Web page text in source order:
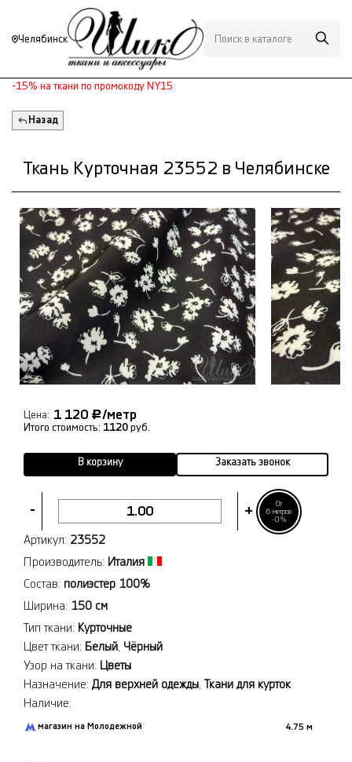
Челябинск
-15% на ткани по промокоду NY15
Назад
Ткань Курточная 23552 в Челябинске
- +
От
6 метров
-0%
Цена: 1 120 Р/метр
Итого стоимость: 1120 руб.
В корзину Заказать звонок
Артикул: 23552
Производитель: Италия
Состав: полиэстер 100%
Ширина: 150 см
Тип ткани: Курточные
Цвет ткани: Белый Чёрный
Узор на ткани: Цветы
Назначение: Для верхней одежды
Ткани для курток
Наличие:
магазин на Молодежной 4.75 м